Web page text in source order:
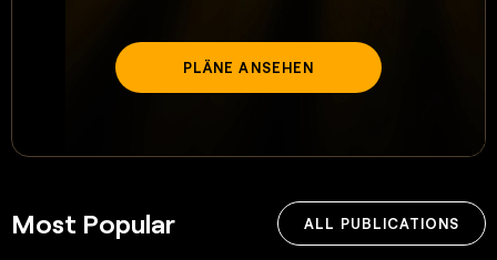
PLÄNE ANSEHEN
Most Popular ALL PUBLICATIONS